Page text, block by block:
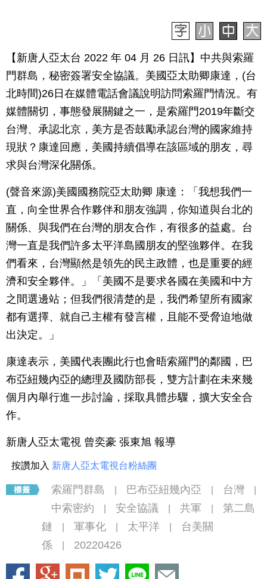
【新唐人亞太台 2022 年 04 月 26 日訊】中共與索羅
門群島，秘密簽署安全協議。美國亞太助卿康達，(台
北時間)26日在媒體電話會議說明訪問索羅門情況。有
媒體關切，事態發展關鍵之一，是索羅門2019年斷交
台灣、承認北京，美方是否鼓勵承認台灣的國家維持
現狀？康達回應，美國持續倡導在該區域的朋友，尋
求與台灣深化關係。
(聲音來源)美國國務院亞太助卿 康達：「我想我們一
直，向全世界合作夥伴和朋友強調，你知道與台北的
關係、與我們在台灣的朋友合作，有很多的益處。台
灣一直是我們許多太平洋島國朋友的堅強夥伴。在我
們看來，台灣顯然是領先的民主政體，也是重要的經
濟和安全夥伴。」「美國不是要求各國在美國和中方
之間選邊站；但我們很清楚的是，我們希望所有國家
都有選擇、就自己主權有發言權，且能不受脅迫地做
出決定。」
康達表示，美國代表團此行也會晤索羅門的鄰國，巴
布亞紐幾內亞的總理及國防部長，雙方計劃在未來幾
個月內舉行進一步討論，採取具體步驟，擴大安全合
作。
新唐人亞太電視 曾奕豪 張東旭 報導
按讚加入 新唐人亞太電視台粉絲團
索羅門群島 巴布亞紐幾內亞 台灣
中索密約 安全協議 共軍
第二島
鏈
軍事化 太平洋
台美關
係
20220426